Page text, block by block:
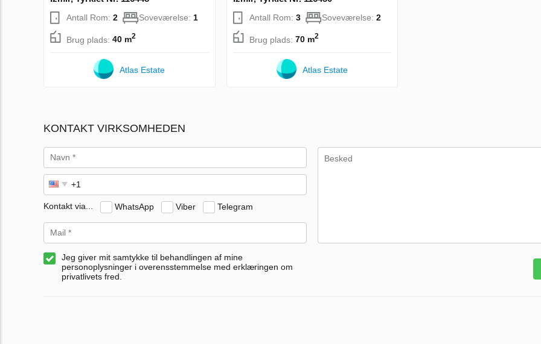
Antall Rom: 2 Soveværelse: 1
Brug plads: 40 m2
Atlas Estate
Antall Rom: 3 Soveværelse: 2
Brug plads: 70 m2
Atlas Estate
KONTAKT VIRKSOMHEDEN
Kontakt via... WhatsApp Viber Telegram
Jeg giver mit samtykke til behandlingen af mine
personoplysninger i overensstemmelse med erklæringen om
privatlivets fred.